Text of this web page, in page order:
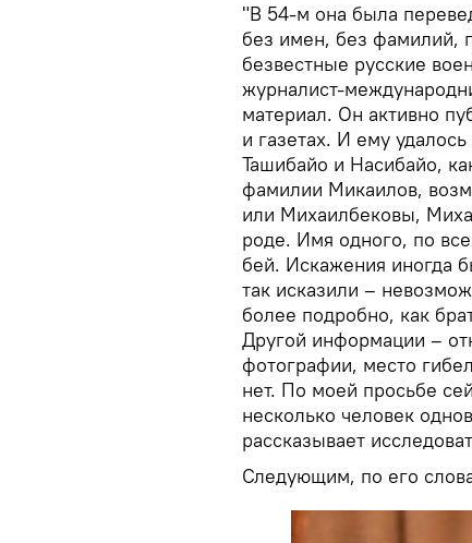
"В 54-м она была
без имен, без фамилий,
безвестные русские
журналист-
материал. Он активно
и газетах. И ему
Ташибайо и Насибайо,
фамилии Микаилов,
или Михаилбековы,
роде. Имя одного, по
бей. Искажения иногда
так исказили –
более подробно, как
Другой информации –
фотографии, место
нет. По моей просьбе
несколько человек
рассказывает
Следующим, по его